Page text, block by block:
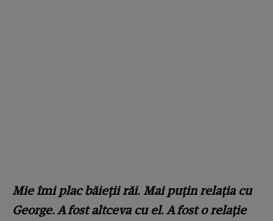
Mie îmi plac băieţii răi. Mai puţin relaţia cu
George. A fost altceva cu el. A fost o relaţie